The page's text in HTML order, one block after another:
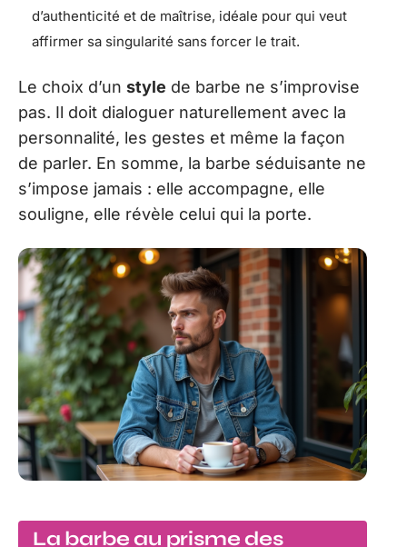
d’authenticité et de maîtrise, idéale pour qui veut
affirmer sa singularité sans forcer le trait.
Le choix d’un style de barbe ne s’improvise
pas. Il doit dialoguer naturellement avec la
personnalité, les gestes et même la façon
de parler. En somme, la barbe séduisante ne
s’impose jamais : elle accompagne, elle
souligne, elle révèle celui qui la porte.
La barbe au prisme des